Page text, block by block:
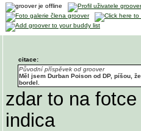
citace:
Původní příspěvek od groover
Měl jsem Durban Poison od DP, píšou,
bordel.
zdar to na
indica